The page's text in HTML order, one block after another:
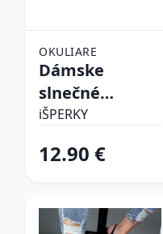
OKULIARE
Dámske
slnečné
okuliare
iŠPERKY
12.90 €